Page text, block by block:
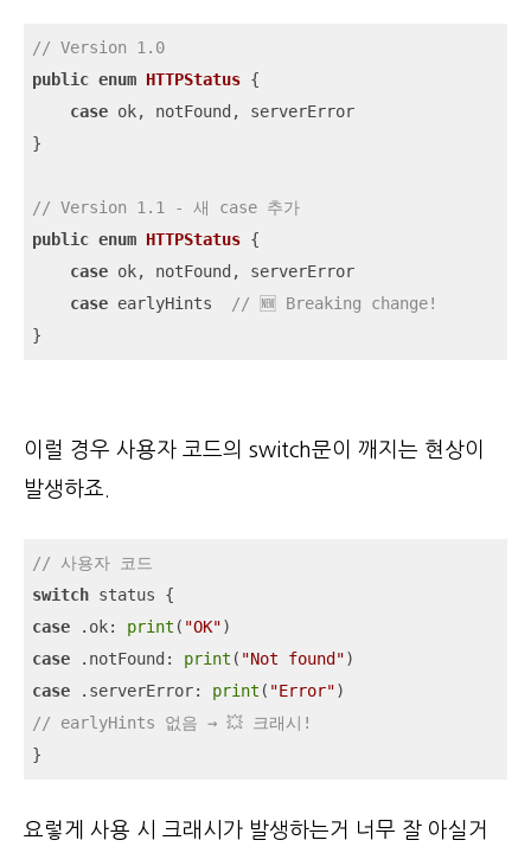
// Version 1.0
public enum HTTPStatus {
case ok, notFound, serverError
}
// Version 1.1 - 새 case 추가
public enum HTTPStatus {
case ok, notFound, serverError
case earlyHints
// 🆕 Breaking change!
}
이럴 경우 사용자 코드의 switch문이 깨지는 현상이
발생하죠.
// 사용자 코드
switch
case .ok: print ( "OK"
case .notFound: print ( "Not found"
case .serverError: print ( "Error"
// earlyHints 없음 → 💥 크래시!
}
요렇게 사용 시 크래시가 발생하는거 너무 잘 아실거